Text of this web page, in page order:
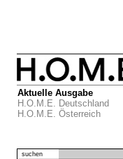
Aktuelle Ausgabe
H.O.M.E. Deutschland
H.O.M.E. Österreich
suchen